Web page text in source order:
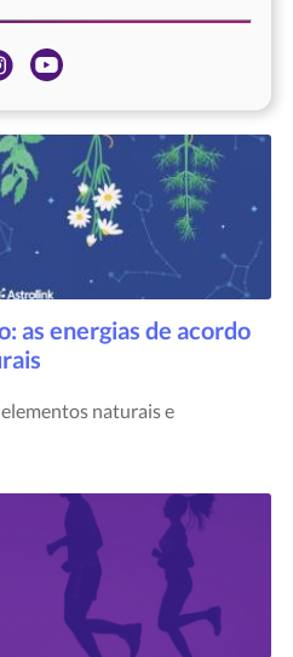
as energias de acordo
naturais e